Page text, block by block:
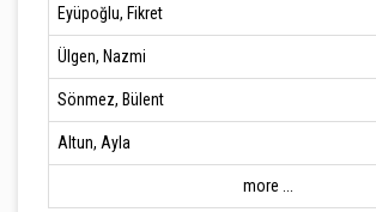
Eyüpoğlu, Fikret
Ülgen, Nazmi
Sönmez, Bülent
Altun, Ayla
more ...